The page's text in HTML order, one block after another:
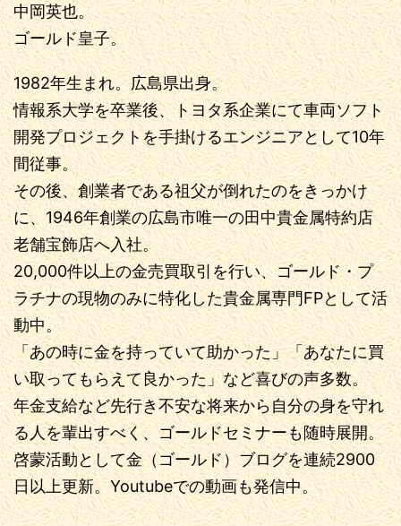
中岡英也。
ゴールド皇子。
1982年生まれ。広島県出身。
情報系大学を卒業後、トヨタ系企業にて車両ソフト
開発プロジェクトを手掛けるエンジニアとして10年
間従事。
その後、創業者である祖父が倒れたのをきっかけ
に、1946年創業の広島市唯一の田中貴金属特約店
老舗宝飾店へ入社。
20,000件以上の金売買取引を行い、ゴールド・プ
ラチナの現物のみに特化した貴金属専門FPとして活
動中。
「あの時に金を持っていて助かった」「あなたに買
い取ってもらえて良かった」など喜びの声多数。
年金支給など先行き不安な将来から自分の身を守れ
る人を輩出すべく、ゴールドセミナーも随時展開。
啓蒙活動として金（ゴールド）ブログを連続2900
日以上更新。Youtubeでの動画も発信中。